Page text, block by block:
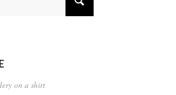
on a shirt